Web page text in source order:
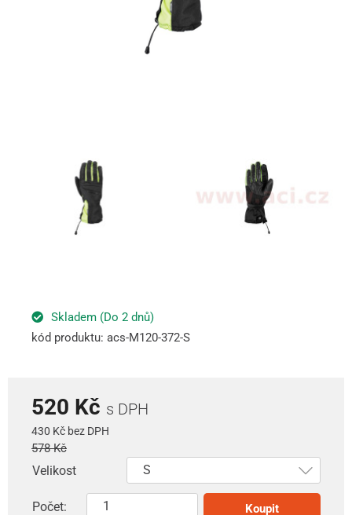
Skladem (Do 2 dnů)
kód produktu: acs-M120-372-S
520 Kč s DPH
430 Kč bez DPH
578 Kč
Velikost
Počet: Koupit